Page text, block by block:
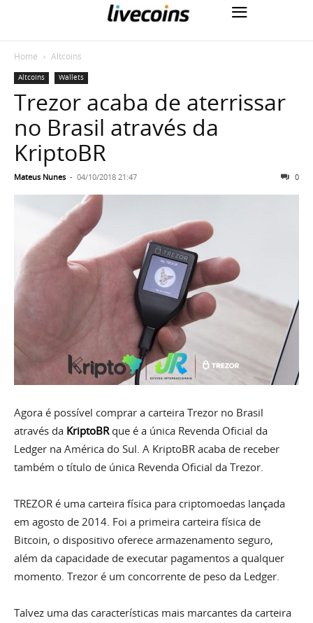
Home Altcoins
Altcoins Wallets
Trezor acaba de aterrissar
no Brasil através da
KriptoBR
Mateus Nunes - 04/10/2018 21:47 0
Agora é possível comprar a carteira Trezor no Brasil
através da KriptoBRque é a única Revenda Oficial da
Ledger na América do Sul. A KriptoBR acaba de receber
também o título de única Revenda Oficial da Trezor.
TREZOR é uma carteira física para criptomoedas lançada
em agosto de 2014. Foi a primeira carteira física de
Bitcoin, o dispositivo oferece armazenamento seguro,
além da capacidade de executar pagamentos a qualquer
momento. Trezor é um concorrente de peso da Ledger.
Talvez uma das características mais marcantes da carteira